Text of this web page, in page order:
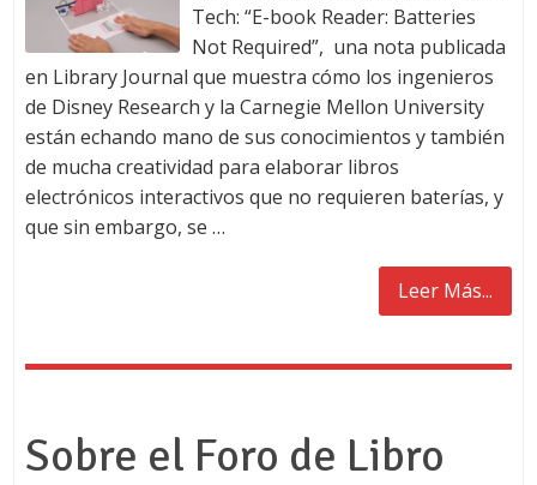
Tech: “E-book Reader: Batteries
Not Required”, una nota publicada
en Library Journal que muestra cómo los ingenieros
de Disney Research y la Carnegie Mellon University
están echando mano de sus conocimientos y también
de mucha creatividad para elaborar libros
electrónicos interactivos que no requieren baterías, y
que sin embargo, se …
Leer Más...
Sobre el Foro de Libro